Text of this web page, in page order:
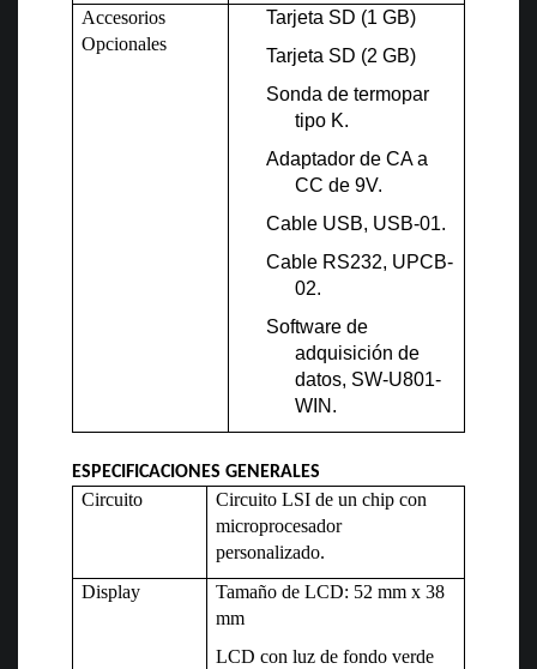
Accesorios
Opcionales
Tarjeta SD (1 GB)
Tarjeta SD (2 GB)
Sonda de termopar
tipo K.
Adaptador de CA a
CC de 9V.
Cable USB, USB-01.
Cable RS232, UPCB-
02.
Software de
adquisición de
datos, SW-U801-
WIN.
ESPECIFICACIONES GENERALES
Circuito
Circuito LSI de un chip con
microprocesador
personalizado.
Display
Tamaño de LCD: 52 mm x 38
mm
LCD con luz de fondo verde